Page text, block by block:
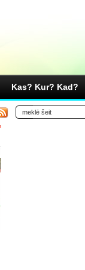
Kas? Kur? Kad?